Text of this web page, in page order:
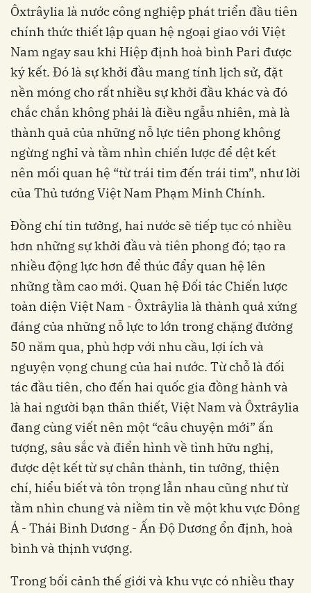
Ôxtrâylia là nước công nghiệp phát triển đầu tiên
chính thức thiết lập quan hệ ngoại giao với Việt
Nam ngay sau khi Hiệp định hoà bình Pari được
ký kết. Đó là sự khởi đầu mang tính lịch sử, đặt
nền móng cho rất nhiều sự khởi đầu khác và đó
chắc chắn không phải là điều ngẫu nhiên, mà là
thành quả của những nỗ lực tiên phong không
ngừng nghỉ và tầm nhìn chiến lược để dệt kết
nên mối quan hệ “từ trái tim đến trái tim”, như lời
của Thủ tướng Việt Nam Phạm Minh Chính.
Đồng chí tin tưởng, hai nước sẽ tiếp tục có nhiều
hơn những sự khởi đầu và tiên phong đó; tạo ra
nhiều động lực hơn để thúc đẩy quan hệ lên
những tầm cao mới. Quan hệ Đối tác Chiến lược
toàn diện Việt Nam - Ôxtrâylia là thành quả xứng
đáng của những nỗ lực to lớn trong chặng đường
50 năm qua, phù hợp với nhu cầu, lợi ích và
nguyện vọng chung của hai nước. Từ chỗ là đối
tác đầu tiên, cho đến hai quốc gia đồng hành và
là hai người bạn thân thiết, Việt Nam và Ôxtrâylia
đang cùng viết nên một “câu chuyện mới” ấn
tượng, sâu sắc và điển hình về tình hữu nghị,
được dệt kết từ sự chân thành, tin tưởng, thiện
chí, hiểu biết và tôn trọng lẫn nhau cũng như từ
tầm nhìn chung và niềm tin về một khu vực Đông
Á - Thái Bình Dương - Ấn Độ Dương ổn định, hoà
bình và thịnh vượng.
Trong bối cảnh thế giới và khu vực có nhiều thay